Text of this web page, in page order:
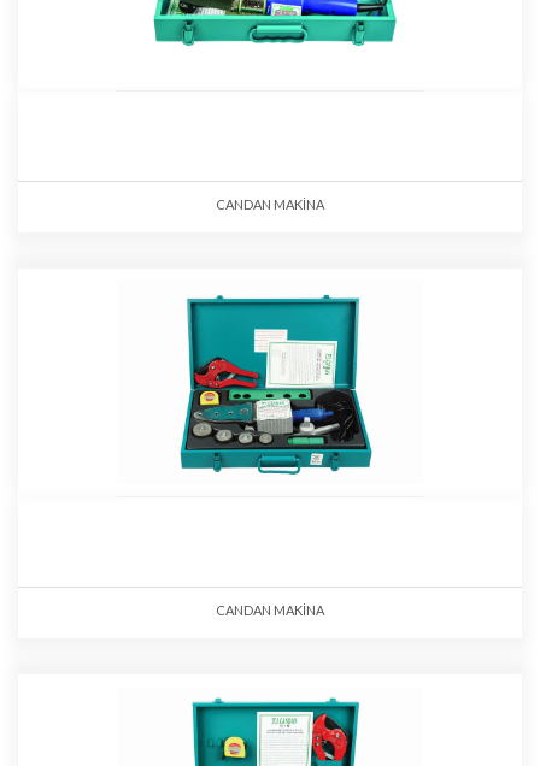
CANDAN MAKİNA
CANDAN MAKİNA